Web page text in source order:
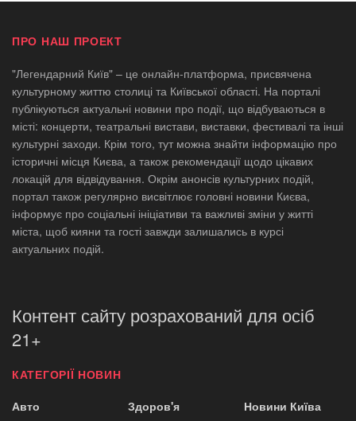
ПРО НАШ ПРОЕКТ
"Легендарний Київ" – це онлайн-платформа, присвячена
культурному життю столиці та Київської області. На порталі
публікуються актуальні новини про події, що відбуваються в
місті: концерти, театральні вистави, виставки, фестивалі та інші
культурні заходи. Крім того, тут можна знайти інформацію про
історичні місця Києва, а також рекомендації щодо цікавих
локацій для відвідування. Окрім анонсів культурних подій,
портал також регулярно висвітлює головні новини Києва,
інформує про соціальні ініціативи та важливі зміни у житті
міста, щоб кияни та гості завжди залишались в курсі
актуальних подій.
Контент сайту розрахований для осіб
21+
КАТЕГОРІЇ НОВИН
Авто
Здоров'я Новини Київа